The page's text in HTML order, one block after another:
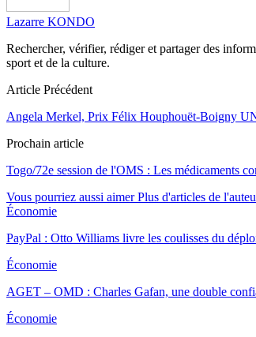
Lazarre KONDO
Rechercher, vérifier, rédiger et partager des
sport et de la culture.
Article Précédent
Angela Merkel, Prix Félix Houphouët-Boigny
Prochain article
Togo/72e session de l'OMS : Les médicaments
Vous pourriez aussi aimer Plus d'articles de
Économie
PayPal : Otto Williams livre les coulisses du
Économie
AGET – OMD : Charles Gafan, une double
Économie